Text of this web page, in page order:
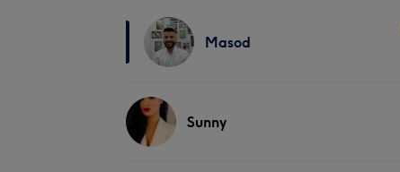
Masod
Sunny